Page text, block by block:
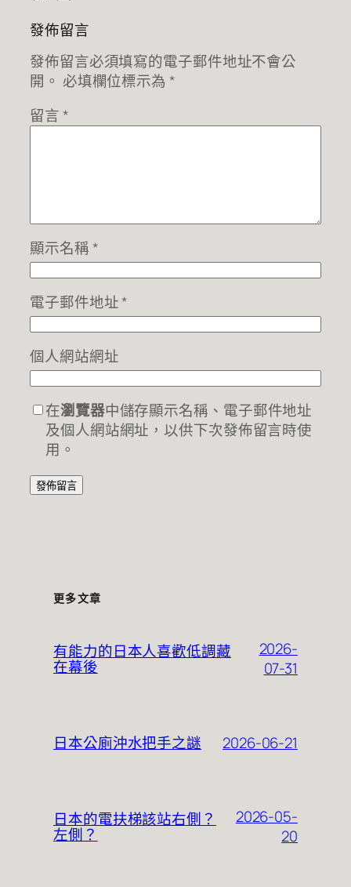
發佈留言
發佈留言必須填寫的電子郵件地址不會公
開。 必填欄位標示為 *
留言 *
顯示名稱 *
電子郵件地址*
個人網站網址
在瀏覽器中儲存顯示名稱、電子郵件地址
及個人網站網址，以供下次發佈留言時使
用。
更多文章
有能力的日本人喜歡低調藏
在幕後
2026-
07-31
日本公廁沖水把手之謎 2026-06-21
日本的電扶梯該站右側？
左側？
2026-05-
20